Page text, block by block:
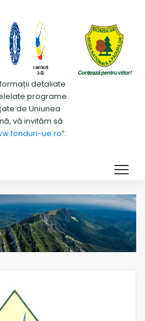
detaliate
programe
de Uniunea
vă invităm să
ue.ro”.